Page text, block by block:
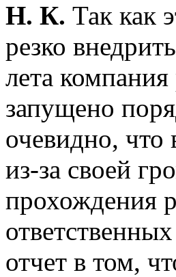
Н. К. Так как
резко
лета
запущено
очевидно, что
из-за своей
прохождения
отчет в том,